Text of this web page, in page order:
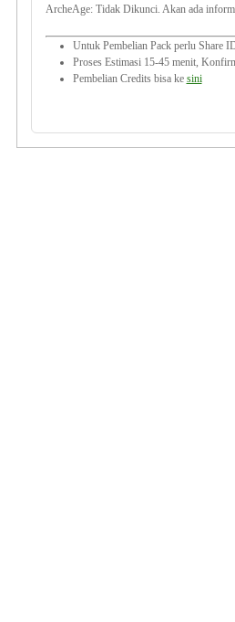
ArcheAge: Tidak Dikunci. Akan ada
Untuk Pembelian Pack perlu Share
Proses Estimasi 15-45 menit,
Pembelian Credits bisa ke sini